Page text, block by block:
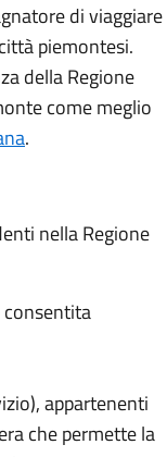
di viaggiare
piemontesi.
della Regione
come meglio
.
nella Regione
consentita
appartenenti
che permette la